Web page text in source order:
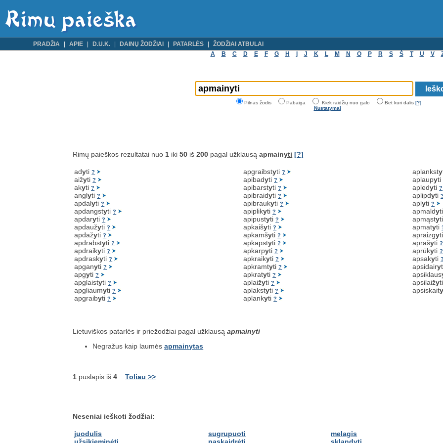
PRADŽIA APIE D.U.K. DAINŲ ŽODŽIAI PATARLĖS
ŽODŽIAI ATBULAI
A
B C D E F G H J K L M N O P R S Š T U V
Pilnas žodis Pabaiga Kiek raidžių nuo galo Bet kuri dalis [?]
Nustatymai
Rimų paieškos rezultatai nuo 1 iki50 iš200 pagal užklausąapmainyti [?]
adyti?
aižyti?
akyti?
anglyti?
apdalyti?
apdangstyti?
apdaryti?
apdaužyti?
apdažyti?
apdrabstyti?
apdraikyti?
apdraskyti?
apganyti?
apgyti?
apglaistyti?
apgliaumyti?
apgraibyti?
apgraibstyti?
apibadyti?
apibarstyti?
apibraidyti?
apibraukyti?
apiplikyti?
apipustyti?
apkaišyti?
apkamšyti?
apkapstyti?
apkarpyti?
apkraikyti?
apkramtyti?
apkratyti?
aplaižyti?
aplakstyti?
aplankyti?
aplanksty
aplaupyti
apledyti?
aplipdyti?
aplyti?
apmaldy
apmąsty
apmatyti
apraizgy
aprašyti?
aprūkyti?
apsakyti?
apsidairy
apsiklaus
apsilaižy
apsiskait
Lietuviškos patarlės ir priežodžiai pagal užklausąapmainyti
Negražus kaip laumėsapmainytas
1 puslapis iš4 Toliau >>
Neseniai ieškoti žodžiai:
juodulis
užsikieminėti
sugrupuoti
paskaidrėti
melagis
sklandyti